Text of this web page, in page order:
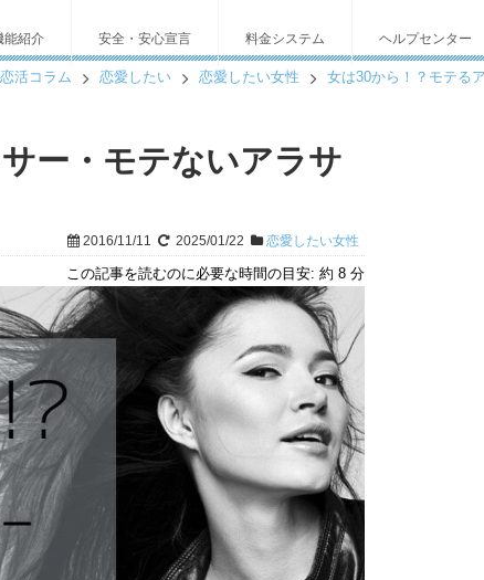
能紹介 安全・安心宣言 料金システム ヘルプセンター
活コラム 恋愛したい 恋愛したい女性 女は30から！？モテる
ー・モテないアラサ
2016/11/11 2025/01/22 恋愛したい女性
この記事を読むのに必要な時間の目安: 約 8 分